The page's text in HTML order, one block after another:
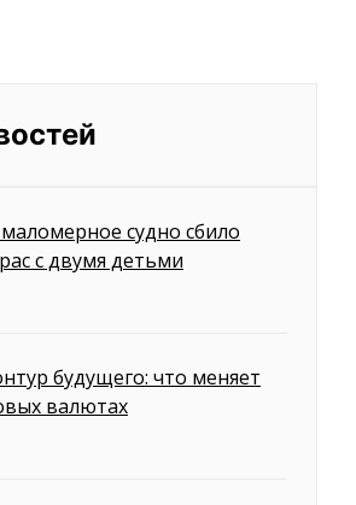
судно сбило
с двумя детьми
будущего: что меняет
валютах